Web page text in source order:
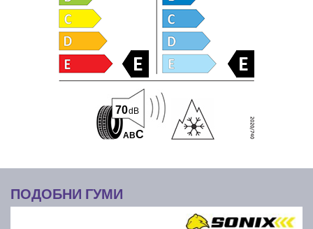
ABC
70dB
ПОДОБНИ ГУМИ